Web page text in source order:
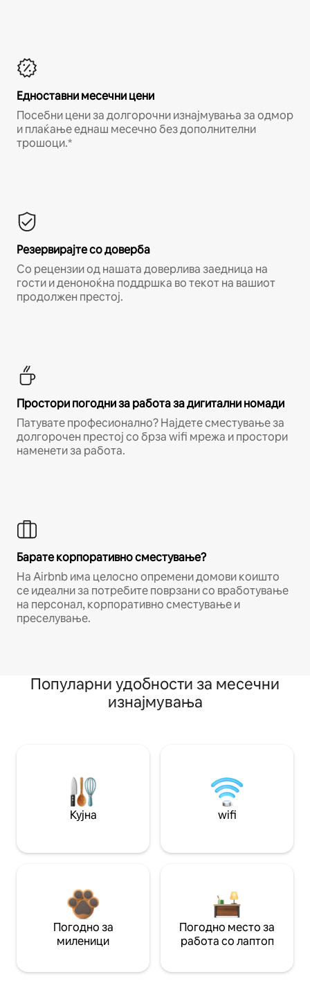
Едноставни месечни цени
Посебни цени за долгорочни изнајмувања за одмор
и плаќање еднаш месечно без дополнителни
трошоци.*
Резервирајте со доверба
Со рецензии од нашата доверлива заедница на
гости и деноноќна поддршка во текот на вашиот
продолжен престој.
Простори погодни за работа за дигитални номади
Патувате професионално? Најдете сместување за
долгорочен престој со брза wifi мрежа и простори
наменети за работа.
Барате корпоративно сместување?
На Airbnb има целосно опремени домови коишто
се идеални за потребите поврзани со вработување
на персонал, корпоративно сместување и
преселување.
Популарни удобности за месечни
изнајмувања
Кујна wifi
Погодно за
миленици
Погодно место за
работа со лаптоп